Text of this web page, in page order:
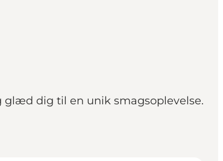
glæd dig til en unik smagsoplevelse.